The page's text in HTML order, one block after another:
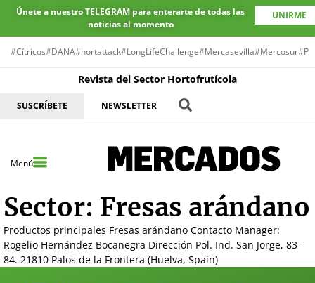
Únete a nuestro TELEGRAM para enterarte de todas las
noticias al momento
UNIRME
#Cítricos#DANA#hortattack#LongLifeChallenge#Mercasevilla#Mercosur
Revista del Sector Hortofrutícola
SUSCRÍBETE NEWSLETTER
Menú
Sector: Fresas arándano
Productos principales Fresas arándano Contacto Manager:
Rogelio Hernández Bocanegra Dirección Pol. Ind. San Jorge, 83-
84. 21810 Palos de la Frontera (Huelva, Spain)